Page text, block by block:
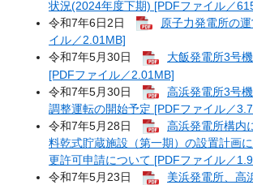
状況(2024年度下期) [PDFファイル／
令和7年6日2日
原子力発電所の
イル／2.01MB]
令和7年5月30日
大飯発電所3号
[PDFファイル／2.01MB]
令和7年5月30日
高浜発電所3号
調整運転の開始予定 [PDFファイル／
令和7年5月28日
高浜発電所構内
料乾式貯蔵施設（第一期）の設置計画
更許可申請について [PDFファイル／
令和7年5月23日
美浜発電所、高